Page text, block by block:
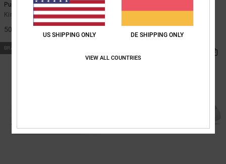
Pure
Kinder Grün Lederschuhe
50,00 €
60,00 €
BRANDNEU
US SHIPPING ONLY DE SHIPPING ONLY
VIEW ALL COUNTRIES